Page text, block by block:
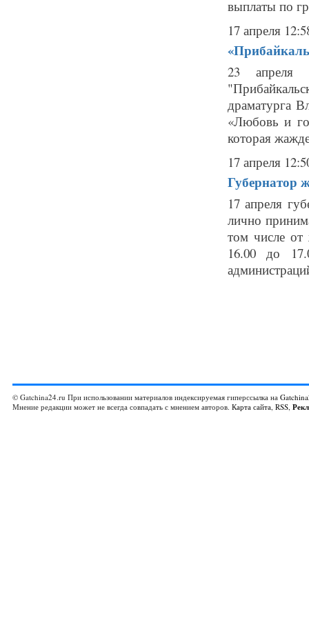
выплаты по
17 апреля
23 апреля
драматурга
«Любовь и
которая
17 апреля
Губернатор
17 апреля
лично
том числе
16.00 до
© Gatchina24.ru При использовании материалов индексируемая гиперссылка на
Мнение редакции может не всегда совпадать с мнением авторов. Карта сайта, RSS,